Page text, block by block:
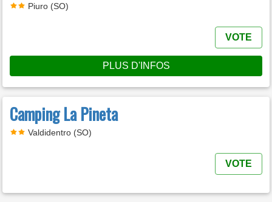
Piuro (SO)
VOTE
PLUS D'INFOS
Camping La Pineta
Valdidentro (SO)
VOTE